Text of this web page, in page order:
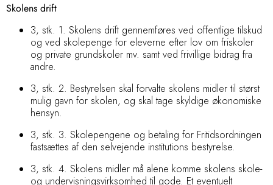
Skolens drift
3, stk. 1. Skolens drift gennemføres ved offentlige tilskud
og ved skolepenge for eleverne efter lov om friskoler
og private grundskoler mv. samt ved frivillige bidrag fra
andre.
3, stk. 2. Bestyrelsen skal forvalte skolens midler til størst
mulig gavn for skolen, og skal tage skyldige økonomiske
hensyn.
3, stk. 3. Skolepengene og betaling for Fritidsordningen
fastsættes af den selvejende institutions bestyrelse.
3, stk. 4. Skolens midler må alene komme skolens skole-
og undervisningsvirksomhed til gode. Et eventuelt